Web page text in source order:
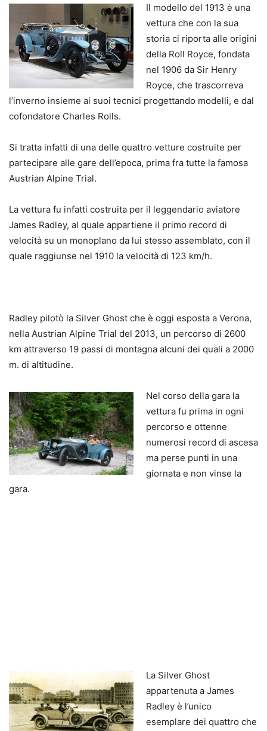
Il modello del 1913 è una
vettura che con la sua
storia ci riporta alle origini
della Roll Royce, fondata
nel 1906 da Sir Henry
Royce, che trascorreva
l’inverno insieme ai suoi tecnici progettando modelli, e dal
cofondatore Charles Rolls.
Si tratta infatti di una delle quattro vetture costruite per
partecipare alle gare dell’epoca, prima fra tutte la famosa
Austrian Alpine Trial.
La vettura fu infatti costruita per il leggendario aviatore
James Radley, al quale appartiene il primo record di
velocità su un monoplano da lui stesso assemblato, con il
quale raggiunse nel 1910 la velocità di 123 km/h.
Radley pilotò la Silver Ghost che è oggi esposta a Verona,
nella Austrian Alpine Trial del 2013, un percorso di 2600
km attraverso 19 passi di montagna alcuni dei quali a 2000
m. di altitudine.
Nel corso della gara la
vettura fu prima in ogni
percorso e ottenne
numerosi record di ascesa
ma perse punti in una
giornata e non vinse la
gara.
La Silver Ghost
appartenuta a James
Radley è l’unico
esemplare dei quattro che